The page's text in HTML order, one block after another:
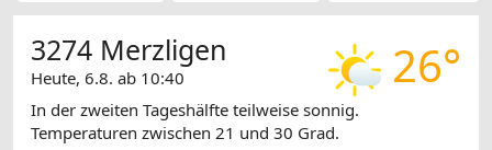
26°
3274 Merzligen
Heute, 6.8. ab 10:40
In der zweiten Tageshälfte teilweise sonnig.
Temperaturen zwischen 21 und 30 Grad.